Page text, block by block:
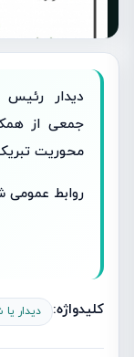
دیدار
جمعی از
محوریت
روابط عمومی
کلیدواژه: دیدار یا